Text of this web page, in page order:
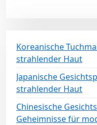
Koreanische
strahlender Haut
Japanische
strahlender Haut
Chinesische
Geheimnisse für